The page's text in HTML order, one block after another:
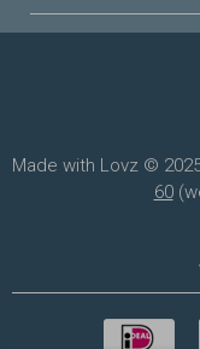
Made with Lovz ©
60